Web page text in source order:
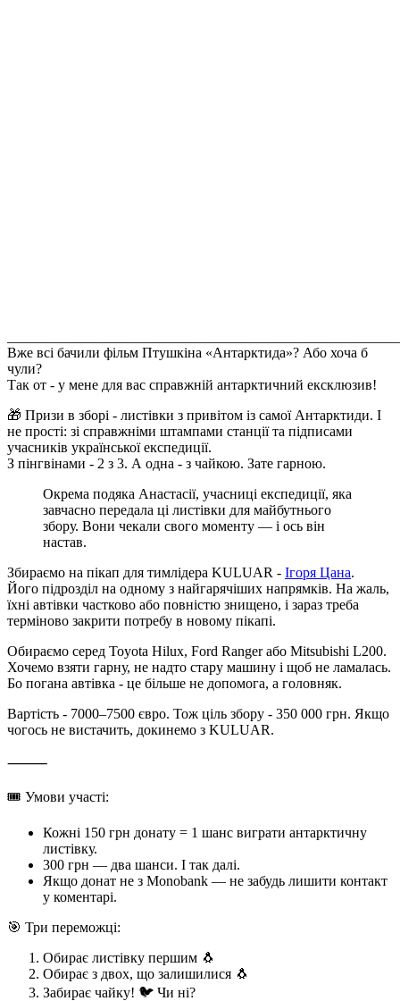
Вже всі бачили фільм Птушкіна «Антарктида»? Або хоча б
чули?
Так от - у мене для вас справжній антарктичний ексклюзив!
🎁 Призи в зборі - листівки з привітом із самої Антарктиди. І
не прості: зі справжніми штампами станції та підписами
учасників української експедиції.
З пінгвінами - 2 з 3. А одна - з чайкою. Зате гарною.
Окрема подяка Анастасії, учасниці експедиції, яка
завчасно передала ці листівки для майбутнього
збору. Вони чекали свого моменту — і ось він
настав.
Збираємо на пікап для тимлідера KULUAR - Ігоря Цана.
Його підрозділ на одному з найгарячіших напрямків. На жаль,
їхні автівки частково або повністю знищено, і зараз треба
терміново закрити потребу в новому пікапі.
Обираємо серед Toyota Hilux, Ford Ranger або Mitsubishi L200.
Хочемо взяти гарну, не надто стару машину і щоб не ламалась.
Бо погана автівка - це більше не допомога, а головняк.
Вартість - 7000–7500 євро. Тож ціль збору - 350 000 грн. Якщо
чогось не вистачить, докинемо з KULUAR.
⸻
🎟 Умови участі:
Кожні 150 грн донату = 1 шанс виграти антарктичну
листівку.
300 грн — два шанси. І так далі.
Якщо донат не з Monobank — не забудь лишити контакт
у коментарі.
🎯 Три переможці:
Обирає листівку першим 🐧
Обирає з двох, що залишилися 🐧
Забирає чайку! 🐦 Чи ні?